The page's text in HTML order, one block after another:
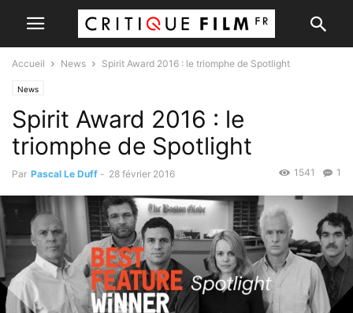
Accueil News Spirit Award 2016 : le triomphe de Spotlight
News
Spirit Award 2016 : le
triomphe de Spotlight
Par Pascal Le Duff - 28 février 2016 1
1541